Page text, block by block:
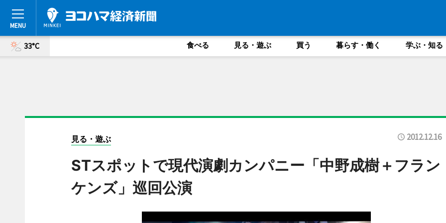
33°C 食べる 見る・遊ぶ 買う 暮らす・働く 学ぶ・知る
見る・遊ぶ 2012.12.16
STスポットで現代演劇カンパニー「中野成樹＋フラン
ケンズ」巡回公演